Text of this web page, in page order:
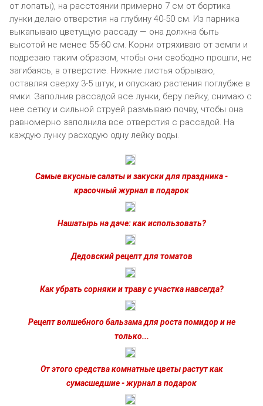
от лопаты), на расстоянии примерно 7 см от бортика
лунки делаю отверстия на глубину 40-50 см. Из парника
выкапываю цветущую рассаду — она должна быть
высотой не менее 55-60 см. Корни отряхиваю от земли и
подрезаю таким образом, чтобы они свободно прошли, не
загибаясь, в отверстие. Нижние листья обрываю,
оставляя сверху 3-5 штук, и опускаю растения поглубже в
ямки. Заполнив рассадой все лунки, беру лейку, снимаю с
нее сетку и сильной струей размываю почву, чтобы она
равномерно заполнила все отверстия с рассадой. На
каждую лунку расходую одну лейку воды.
Самые вкусные салаты и закуски для праздника -
красочный журнал в подарок
Нашатырь на даче: как использовать?
Дедовский рецепт для томатов
Как убрать сорняки и траву с участка навсегда?
Рецепт волшебного бальзама для роста помидор и не
только...
От этого средства комнатные цветы растут как
сумасшедшие - журнал в подарок